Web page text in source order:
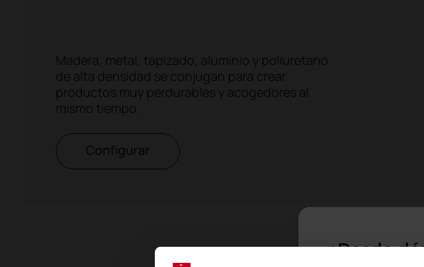
Madera, metal, tapizado, aluminio y poliuretano
de alta densidad se conjugan para crear
productos muy perdurables y acogedores al
mismo tiempo.
Configurar
¿Desde